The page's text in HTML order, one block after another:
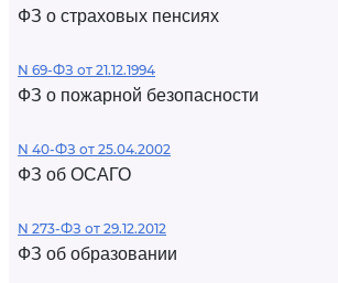
ФЗ о страховых пенсиях
N 69-ФЗ от 21.12.1994
ФЗ о пожарной безопасности
N 40-ФЗ от 25.04.2002
ФЗ об ОСАГО
N 273-ФЗ от 29.12.2012
ФЗ об образовании